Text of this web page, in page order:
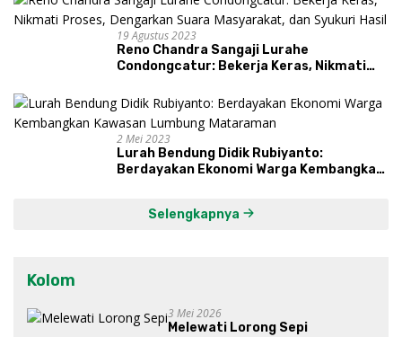
19 Agustus 2023
Reno Chandra Sangaji Lurahe
Condongcatur: Bekerja Keras, Nikmati
dan Syukuri Hasil
2 Mei 2023
Lurah Bendung Didik Rubiyanto:
Berdayakan Ekonomi Warga Kembangkan
Selengkapnya
Kolom
3 Mei 2026
Melewati Lorong Sepi